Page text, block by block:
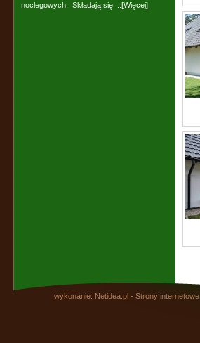
noclegowych. Składają się ... [Więcej]
wykonanie: Netidea.pl - Strony internetowe